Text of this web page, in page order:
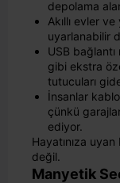
depolama
Akıllı evler
uyarlanabilir
USB bağlantı
gibi ekstra
tutucuları
İnsanlar
çünkü
ediyor.
Hayatınıza
değil.
Manyetik